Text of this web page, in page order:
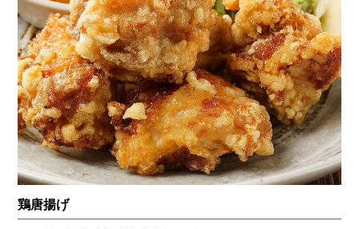
鶏唐揚げ